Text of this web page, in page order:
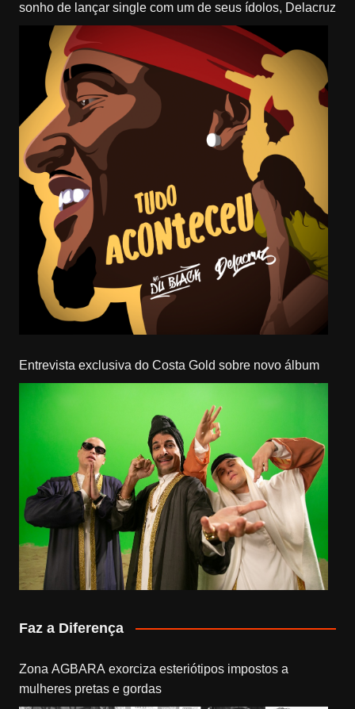
sonho de lançar single com um de seus ídolos, Delacruz
Entrevista exclusiva do Costa Gold sobre novo álbum
Faz a Diferença
Zona AGBARA exorciza esteriótipos impostos a
mulheres pretas e gordas